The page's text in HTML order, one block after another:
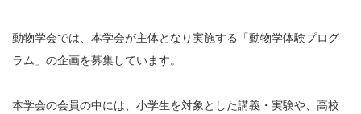
動物学会では、本学会が主体となり実施する「動物学体験プログ
ラム」の企画を募集しています。
本学会の会員の中には、小学生を対象とした講義・実験や、高校